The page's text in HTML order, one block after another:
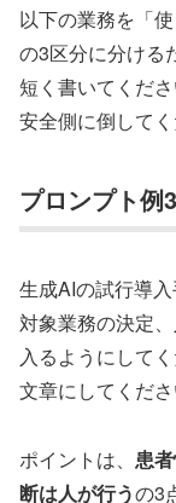
以下の業務を「
の3区分に分ける
短く書いてくだ
安全側に倒してく
プロンプト例
生成AIの試行導
対象業務の決定
入るようにして
文章にしてくださ
ポイントは、 患
断は人が行うの3